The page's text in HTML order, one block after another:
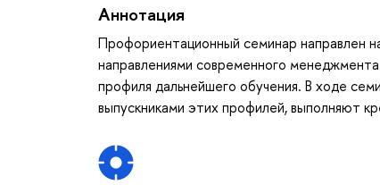
Аннотация
Профориентационный семинар направлен
направлениями современного
профиля дальнейшего обучения. В ходе
выпускниками этих профилей, выполняют